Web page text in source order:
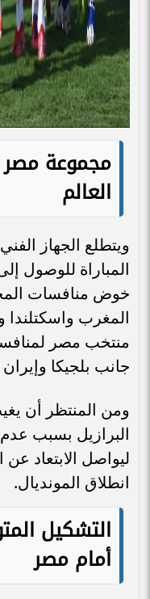
مجموعة مصر
العالم
ويتطلع الجهاز
المباراة للوصول
خوض منافسات
المغرب
منتخب مصر
جانب بلجيكا وإيران
ومن المنتظر أن
البرازيل بسبب عدم
ليواصل الابتعاد عن
انطلاق المونديال.
التشكيل
أمام مصر